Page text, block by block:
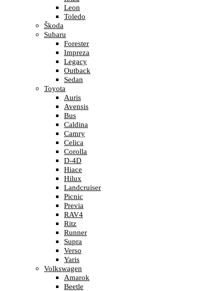
Leon
Toledo
Škoda
Subaru
Forester
Impreza
Legacy
Outback
Sedan
Toyota
Auris
Avensis
Bus
Caldina
Camry
Celica
Corolla
D-4D
Hiace
Hilux
Landcruiser
Picnic
Previa
RAV4
Ritz
Runner
Supra
Verso
Yaris
Volkswagen
Amarok
Beetle